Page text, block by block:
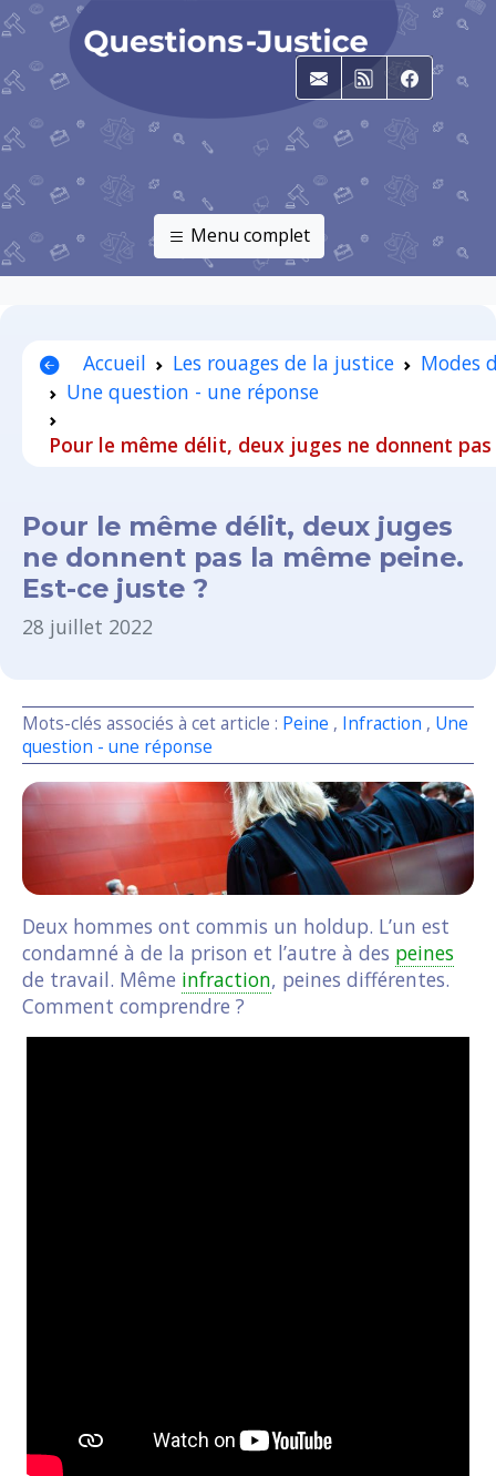
E-mailRSS
Menu complet
Accueil Les rouages de la justice
Modes
Une question - une réponse
Pour le même délit, deux juges ne donnent
Pour le même délit, deux juges
ne donnent pas la même peine.
Est-ce juste ?
28 juillet 2022
Mots-clés associés à cet article : Peine , Infraction , Une
question - une réponse
Deux hommes ont commis un holdup. L’un est
condamné à de la prison et l’autre à des peines
de travail. Même infraction, peines différentes.
Comment comprendre ?